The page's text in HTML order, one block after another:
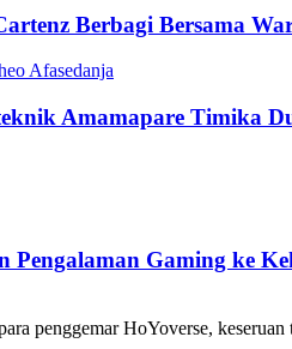
Berbagi Bersama
Amamapare Timika
Pengalaman Gaming ke
penggemar HoYoverse,